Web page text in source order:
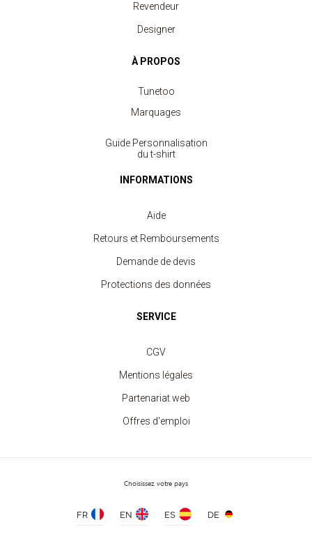
Tablier Enfant avec Poche
Revendeur
Designer
À PROPOS
Tunetoo
Marquages
Guide Personnalisation
du t-shirt
INFORMATIONS
Aide
Retours et Remboursements
Demande de devis
Protections des données
SERVICE
CGV
Mentions légales
Partenariat web
Offres d'emploi
Choisissez votre pays
FR EN ES DE